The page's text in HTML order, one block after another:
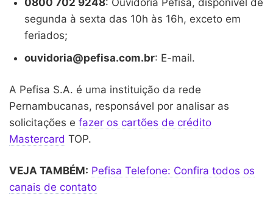
segunda à sexta das 10h às 16h, exceto em
feriados;
ouvidoria@pefisa.com.br: E-mail.
A Pefisa S.A. é uma instituição da rede
Pernambucanas, responsável por analisar as
solicitações e fazer os cartões de crédito
Mastercard TOP.
VEJA TAMBÉM: Pefisa Telefone: Confira todos os
canais de contato